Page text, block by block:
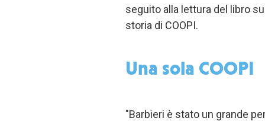
seguito alla lettura del libro
storia di COOPI.
Una sola COOPI
"Barbieri è stato un grande